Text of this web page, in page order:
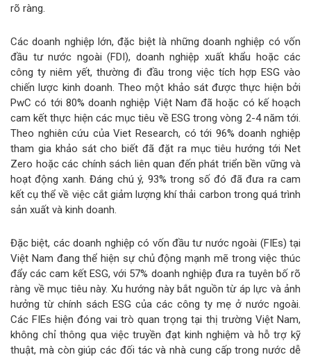
rõ ràng.
Các doanh nghiệp lớn, đặc biệt là những doanh nghiệp có vốn
đầu tư nước ngoài (FDI), doanh nghiệp xuất khẩu hoặc các
công ty niêm yết, thường đi đầu trong việc tích hợp ESG vào
chiến lược kinh doanh. Theo một khảo sát được thực hiện bởi
PwC có tới 80% doanh nghiệp Việt Nam đã hoặc có kế hoạch
cam kết thực hiện các mục tiêu về ESG trong vòng 2-4 năm tới.
Theo nghiên cứu của Viet Research, có tới 96% doanh nghiệp
tham gia khảo sát cho biết đã đặt ra mục tiêu hướng tới Net
Zero hoặc các chính sách liên quan đến phát triển bền vững và
hoạt động xanh. Đáng chú ý, 93% trong số đó đã đưa ra cam
kết cụ thể về việc cắt giảm lượng khí thải carbon trong quá trình
sản xuất và kinh doanh.
Đặc biệt, các doanh nghiệp có vốn đầu tư nước ngoài (FIEs) tại
Việt Nam đang thể hiện sự chủ động mạnh mẽ trong việc thúc
đẩy các cam kết ESG, với 57% doanh nghiệp đưa ra tuyên bố rõ
ràng về mục tiêu này. Xu hướng này bắt nguồn từ áp lực và ảnh
hưởng từ chính sách ESG của các công ty mẹ ở nước ngoài.
Các FIEs hiện đóng vai trò quan trọng tại thị trường Việt Nam,
không chỉ thông qua việc truyền đạt kinh nghiệm và hỗ trợ kỹ
thuật, mà còn giúp các đối tác và nhà cung cấp trong nước dễ